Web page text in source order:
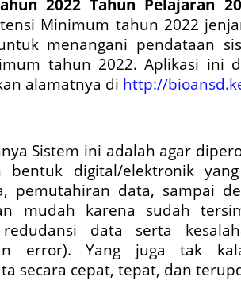
2022 Tahun Pelajaran
Minimum tahun 2022
menangani pendataan
tahun 2022. Aplikasi ini
alamatnya di http://
Sistem ini adalah agar
bentuk digital/elektronik
pemutahiran data, sampai
mudah karena sudah
redudansi data serta
error). Yang juga tak
secara cepat, tepat, dan